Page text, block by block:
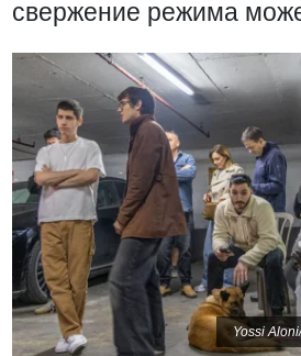
свержение режима
Yossi